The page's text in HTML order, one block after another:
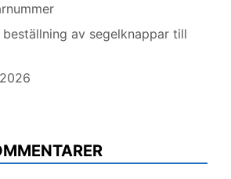
av segelknappar till